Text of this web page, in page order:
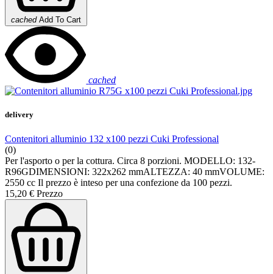
cached Add To Cart
cached
delivery
Contenitori alluminio 132 x100 pezzi Cuki Professional
(0)
Per l'asporto o per la cottura. Circa 8 porzioni. MODELLO: 132-
R96GDIMENSIONI: 322x262 mmALTEZZA: 40 mmVOLUME:
2550 cc Il prezzo è inteso per una confezione da 100 pezzi.
15,20 € Prezzo